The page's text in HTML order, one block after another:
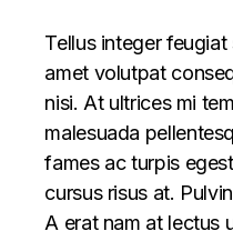
Tellus integer
amet volutpat
nisi. At ultrices mi
malesuada
fames ac turpis
cursus risus at.
A erat nam at lectus